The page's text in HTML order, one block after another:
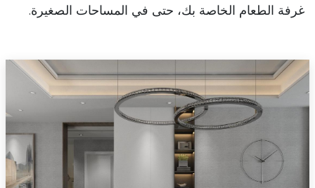
غرفة الطعام الخاصة بك، حتى في المساحات الصغيرة.